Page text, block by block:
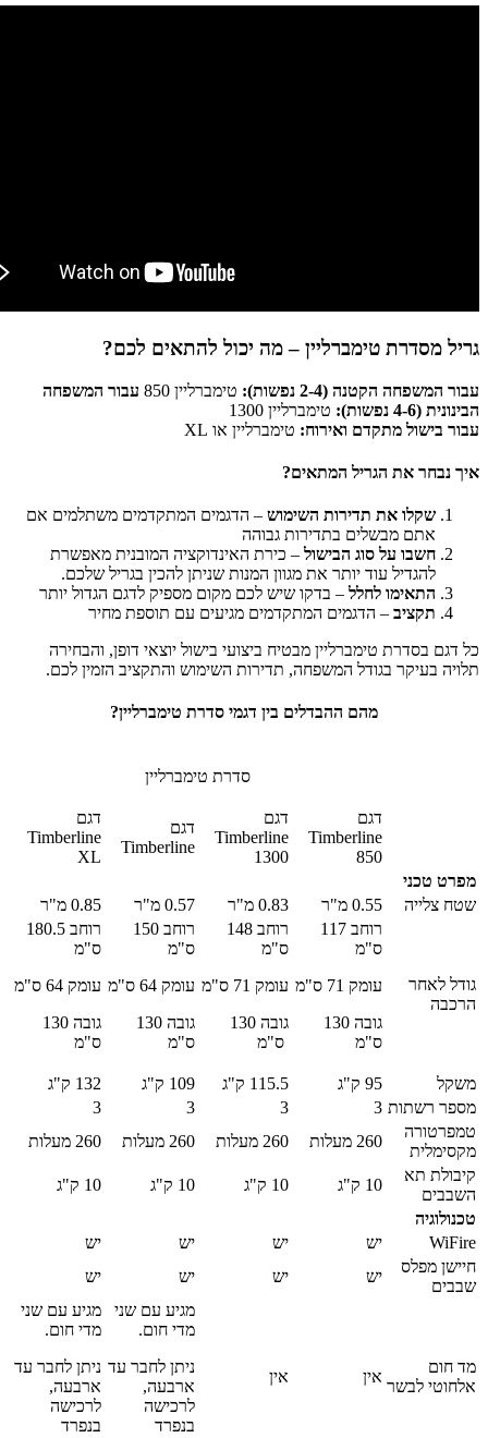
גריל מסדרת טימברליין – מה יכול להתאים לכם?
עבור המשפחה הקטנה (2-4 נפשות): טימברליין 850
עבור המשפחה
הבינונית (4-6 נפשות):
טימברליין 1300
עבור בישול מתקדם ואירוח: טימברליין או XL
איך נבחר את הגריל המתאים?
שקלו את תדירות השימוש – הדגמים המתקדמים משתלמים אם
אתם מבשלים בתדירות גבוהה
חשבו על סוג הבישול – כירת האינדוקציה המובנית מאפשרת
להגדיל עוד יותר את מגוון המנות שניתן להכין בגריל שלכם.
התאימו לחלל – בדקו שיש לכם מקום מספיק לדגם הגדול יותר
תקציב – הדגמים המתקדמים מגיעים עם תוספת מחיר
כל דגם בסדרת טימברליין מבטיח ביצועי בישול יוצאי דופן, והבחירה
תלויה בעיקר בגודל המשפחה, תדירות השימוש והתקציב הזמין לכם.
מהם ההבדלים בין דגמי סדרת טימברליין?
סדרת טימברליין
דגם
Timberline
850
דגם
Timberline
1300
דגם
Timberline
דגם
Timberline
XL
מפרט טכני
שטח צלייה
0.55 מ"ר 0.83 מ"ר 0.57 מ"ר 0.85 מ"ר
גודל לאחר
הרכבה
רוחב 117
ס"מ
עומק 71 ס"מ
גובה 130
ס"מ
רוחב 148
ס"מ
עומק 71 ס"מ
גובה 130
ס"מ
רוחב 150
ס"מ
עומק 64 ס"מ
גובה 130
ס"מ
רוחב 180.5
ס"מ
עומק 64 ס"מ
גובה 130
ס"מ
משקל 95 ק"ג 115.5 ק"ג 109 ק"ג
132 ק"ג
מספר רשתות 3
3
3
3
טמפרטורה
מקסימלית
260 מעלות 260 מעלות 260 מעלות
260 מעלות
קיבולת תא
השבבים
10 ק"ג 10 ק"ג 10 ק"ג
10 ק"ג
טכנולוגיה
WiFire
יש יש יש
יש
חיישן מפלס
שבבים
יש יש יש יש
מד חום
אלחוטי לבשר
אין אין
מגיע עם שני
מדי חום.
ניתן לחבר עד
ארבעה,
לרכישה
בנפרד
מגיע עם שני
מדי חום.
ניתן לחבר עד
ארבעה,
לרכישה
בנפרד